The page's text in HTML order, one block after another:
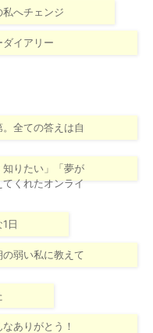
へチェンジ
イアリー
全ての答えは自
知りたい」「夢が
くれたオンライ
日
弱い私に教えて
ありがとう！